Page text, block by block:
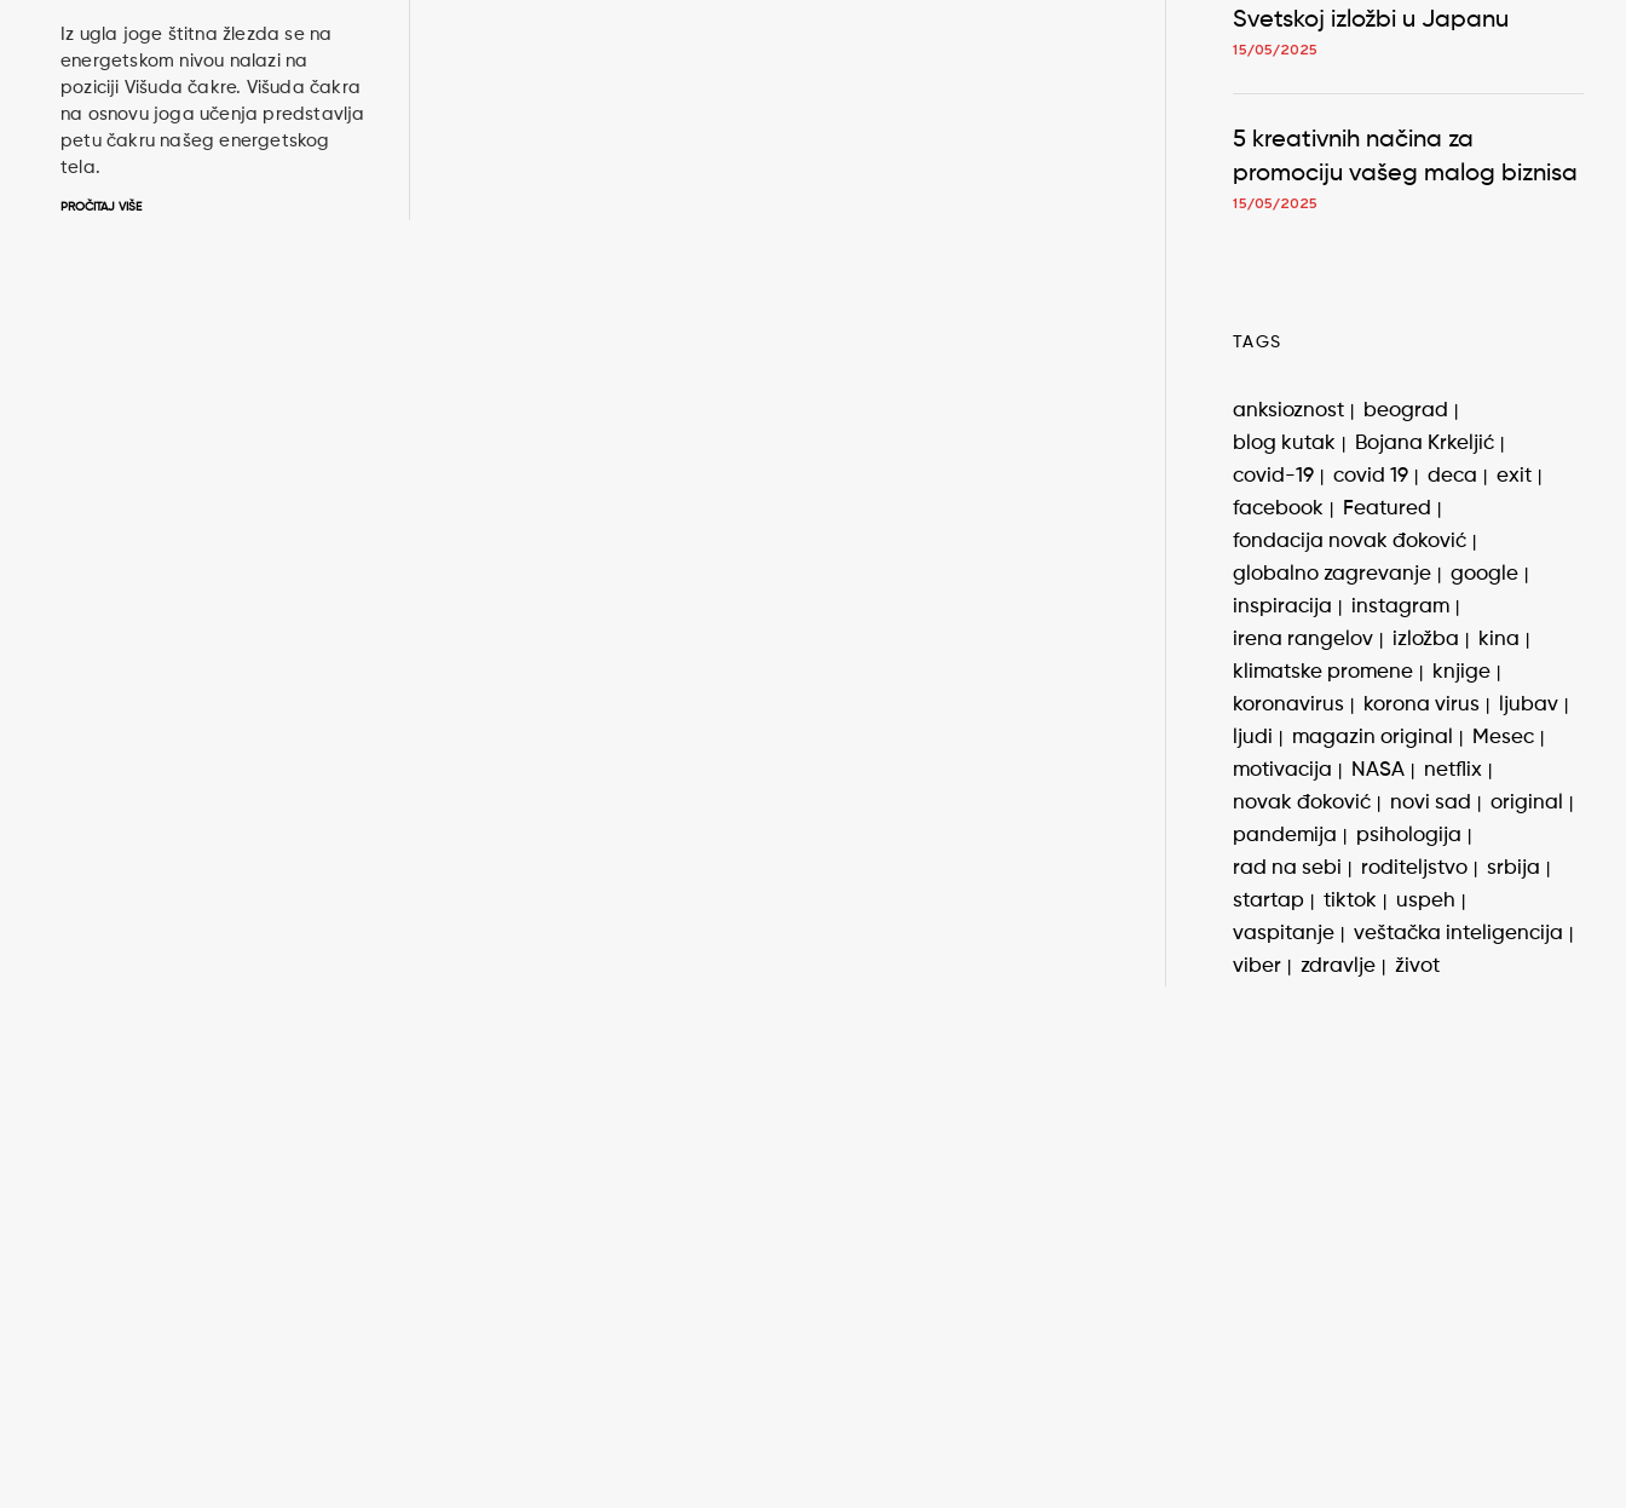
Iz ugla joge štitna žlezda se na
energetskom nivou nalazi na
poziciji Višuda čakre. Višuda čakra
na osnovu joga učenja predstavlja
petu čakru našeg energetskog
tela.
PROČITAJ VIŠE
Svetskoj izložbi u Japanu
15/05/2025
5 kreativnih načina za
promociju vašeg malog biznisa
15/05/2025
TAGS
anksioznost
beograd
blog kutak
Bojana Krkeljić
covid-19
covid 19 deca
exit
facebook
Featured
fondacija novak đoković
globalno zagrevanje
google
inspiracija
instagram
irena rangelov
izložba
kina
klimatske promene
knjige
koronavirus
korona virus
ljubav
ljudi
magazin original
Mesec
motivacija
NASA
netflix
novak đoković
novi sad
original
pandemija
psihologija
rad na sebi
roditeljstvo
srbija
startap
tiktok
uspeh
vaspitanje
veštačka inteligencija
viber
zdravlje život